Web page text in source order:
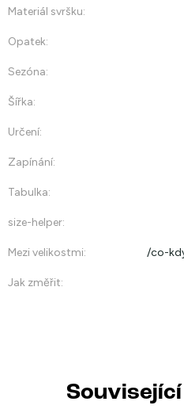
Materiál svršku:
Opatek:
Sezóna:
Šířka:
Určení:
Zapínání:
Tabulka:
size-helper:
Mezi velikostmi: /co-
Jak změřit: